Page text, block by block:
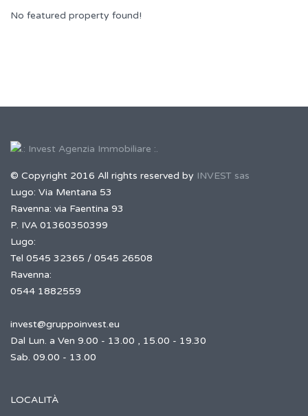
No featured property found!
© Copyright 2016 All rights reserved by INVEST sas
Lugo: Via Mentana 53
Ravenna: via Faentina 93
P. IVA 01360350399
Lugo:
Tel 0545 32365 / 0545 26508
Ravenna:
0544 1882559
invest@gruppoinvest.eu
Dal Lun. a Ven 9.00 - 13.00 , 15.00 - 19.30
Sab. 09.00 - 13.00
LOCALITÀ